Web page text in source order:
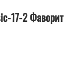
17-2 Фаворит